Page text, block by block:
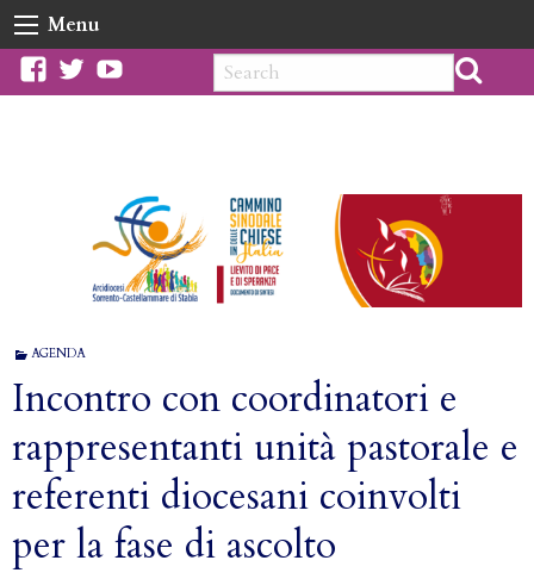
Skip
to
content
Menu
facebook
twitteryoutube
AGENDA
Incontro con coordinatori e
rappresentanti unità pastorale e
referenti diocesani coinvolti
per la fase di ascolto